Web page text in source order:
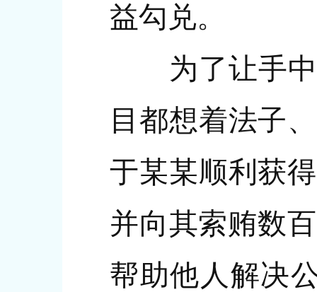
益勾兑。
为了让手中
目都想着法子
于某某顺利获
并向其索贿数
帮助他人解决